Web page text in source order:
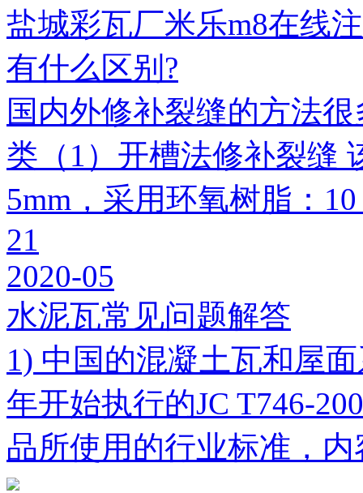
盐城彩瓦厂米乐m8在线
有什么区别?
国内外修补裂缝的方法
类（1）开槽法修补裂缝
5mm，采用环氧树脂：
21
2020-05
水泥瓦常见问题解答
1) 中国的混凝土瓦和屋
年开始执行的JC T746-
品所使用的行业标准，内